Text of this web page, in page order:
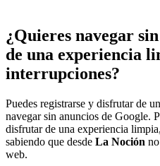
¿Quieres navegar
de una experiencia
interrupciones?
Puedes registrarse y disfrutar de
navegar sin anuncios de Google.
disfrutar de una experiencia
sabiendo que desde La Noción
web.